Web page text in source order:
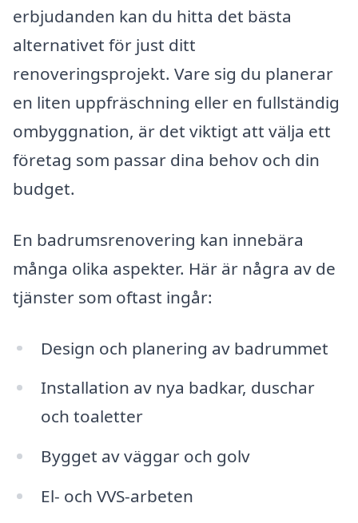
erbjudanden kan du hitta det bästa
alternativet för just ditt
renoveringsprojekt. Vare sig du planerar
en liten uppfräschning eller en fullständig
ombyggnation, är det viktigt att välja ett
företag som passar dina behov och din
budget.
En badrumsrenovering kan innebära
många olika aspekter. Här är några av de
tjänster som oftast ingår:
Design och planering av badrummet
Installation av nya badkar, duschar
och toaletter
Bygget av väggar och golv
El- och VVS-arbeten